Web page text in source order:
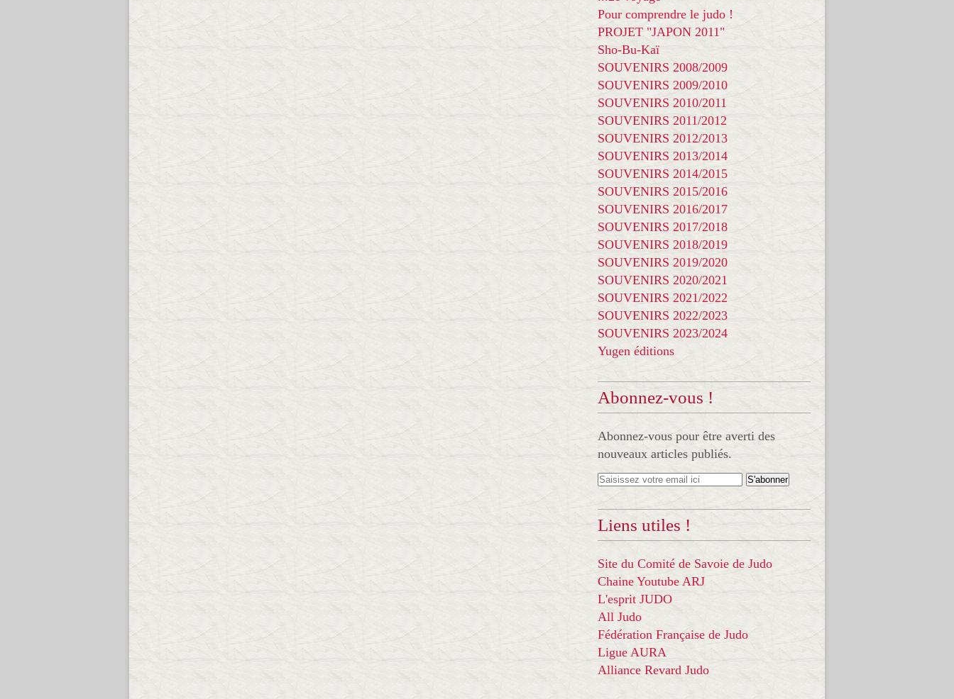
Pour comprendre le judo !
PROJET "JAPON 2011"
Sho-Bu-Kaï
SOUVENIRS 2008/2009
SOUVENIRS 2009/2010
SOUVENIRS 2010/2011
SOUVENIRS 2011/2012
SOUVENIRS 2012/2013
SOUVENIRS 2013/2014
SOUVENIRS 2014/2015
SOUVENIRS 2015/2016
SOUVENIRS 2016/2017
SOUVENIRS 2017/2018
SOUVENIRS 2018/2019
SOUVENIRS 2019/2020
SOUVENIRS 2020/2021
SOUVENIRS 2021/2022
SOUVENIRS 2022/2023
SOUVENIRS 2023/2024
Yugen éditions
Abonnez-vous !
Abonnez-vous pour être averti des
nouveaux articles publiés.
Liens utiles !
Site du Comité de Savoie de Judo
Chaine Youtube ARJ
L'esprit JUDO
All Judo
Fédération Française de Judo
Ligue AURA
Alliance Revard Judo